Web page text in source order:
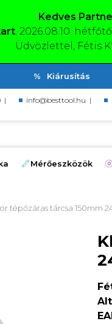
Kedves
. 2026.08.10.
Üdvözlettel, Fétis
Kiárusítás
| info@besttool.hu |
Mérőeszközök
tépőzáras tárcsa 150mm